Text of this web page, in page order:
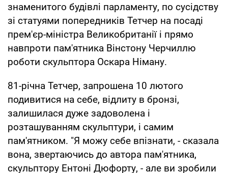
знаменитого будівлі парламенту, по сусідству
зі статуями попередників Тетчер на посаді
прем'єр-міністра Великобританії і прямо
навпроти пам'ятника Вінстону Черчиллю
роботи скульптора Оскара Німану.
81-річна Тетчер, запрошена 10 лютого
подивитися на себе, відлиту в бронзі,
залишилася дуже задоволена і
розташуванням скульптури, і самим
пам'ятником. "Я можу себе впізнати, - сказала
вона, звертаючись до автора пам'ятника,
скульптору Ентоні Дюфорту, - але ви зробили